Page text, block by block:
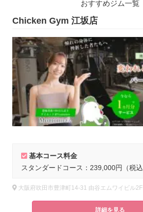
おすすめジム一覧
Chicken Gym 江坂店
基本コース料金
大阪府吹田市豊津町14-31 由谷エムワイビル2F
詳細を見る